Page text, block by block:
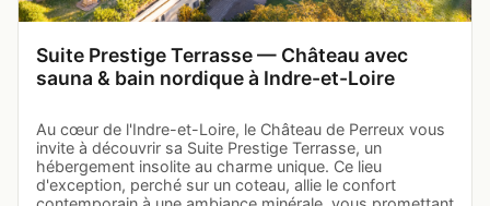
Suite Prestige Terrasse — Château avec
sauna & bain nordique à Indre-et-Loire
Au cœur de l'Indre-et-Loire, le Château de Perreux vous
invite à découvrir sa Suite Prestige Terrasse, un
hébergement insolite au charme unique. Ce lieu
d'exception, perché sur un coteau, allie le confort